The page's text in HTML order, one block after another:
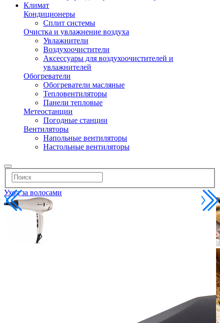
Климат
Кондиционеры
Сплит системы
Очистка и увлажнение воздуха
Увлажнители
Воздухоочистители
Аксессуары для воздухоочистителей и
увлажнителей
Обогреватели
Обогреватели масляные
Тепловентиляторы
Панели тепловые
Метеостанции
Погодные станции
Вентиляторы
Напольные вентиляторы
Настольные вентиляторы
Уход за волосами